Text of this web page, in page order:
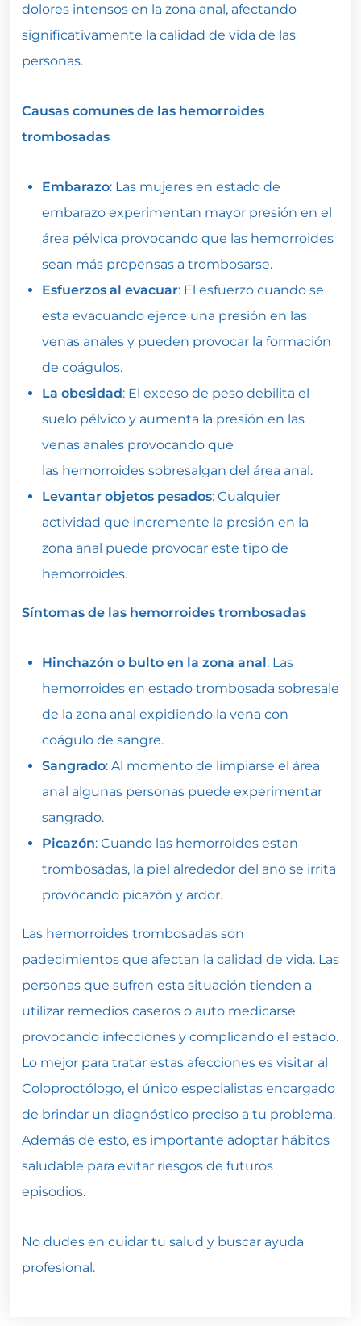
dolores intensos en la zona anal, afectando
significativamente la calidad de vida de las
personas.
Causas comunes de las hemorroides
trombosadas
Embarazo: Las mujeres en estado de
embarazo experimentan mayor presión en el
área pélvica provocando que las hemorroides
sean más propensas a trombosarse.
Esfuerzos al evacuar: El esfuerzo cuando se
esta evacuando ejerce una presión en las
venas anales y pueden provocar la formación
de coágulos.
La obesidad: El exceso de peso debilita el
suelo pélvico y aumenta la presión en las
venas anales provocando que
las hemorroides sobresalgan del área anal.
Levantar objetos pesados: Cualquier
actividad que incremente la presión en la
zona anal puede provocar este tipo de
hemorroides.
Síntomas de las hemorroides trombosadas
Hinchazón o bulto en la zona anal: Las
hemorroides en estado trombosada sobresale
de la zona anal expidiendo la vena con
coágulo de sangre.
Sangrado: Al momento de limpiarse el área
anal algunas personas puede experimentar
sangrado.
Picazón: Cuando las hemorroides estan
trombosadas, la piel alrededor del ano se irrita
provocando picazón y ardor.
Las hemorroides trombosadas son
padecimientos que afectan la calidad de vida. Las
personas que sufren esta situación tienden a
utilizar remedios caseros o auto medicarse
provocando infecciones y complicando el estado.
Lo mejor para tratar estas afecciones es visitar al
Coloproctólogo, el único especialistas encargado
de brindar un diagnóstico preciso a tu problema.
Además de esto, es importante adoptar hábitos
saludable para evitar riesgos de futuros
episodios.
No dudes en cuidar tu salud y buscar ayuda
profesional.